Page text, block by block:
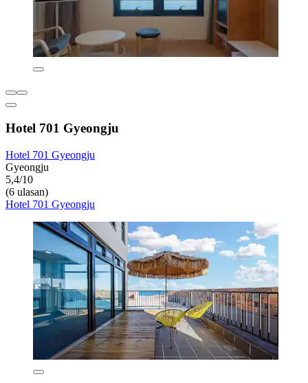
Hotel 701 Gyeongju
Hotel 701 Gyeongju
Gyeongju
5,4/10
(6 ulasan)
Hotel 701 Gyeongju